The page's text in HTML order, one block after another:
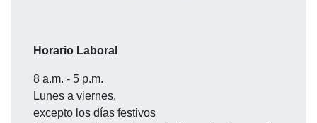
Horario Laboral
8 a.m. - 5 p.m.
Lunes a viernes,
excepto los días festivos